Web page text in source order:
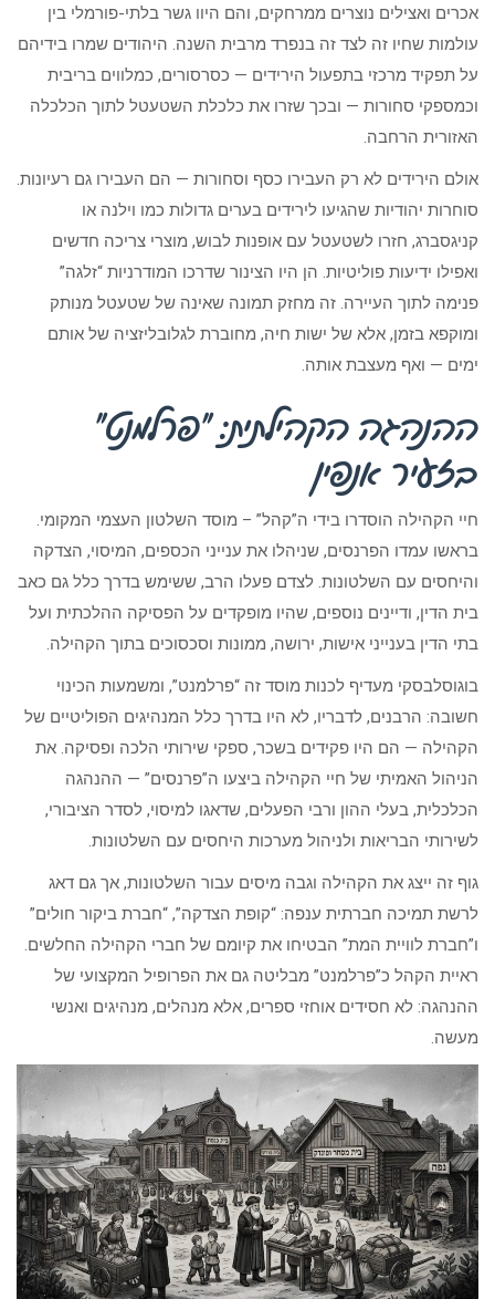
אכרים ואצילים נוצרים ממרחקים, והם היוו גשר בלתי-פורמלי בין
עולמות שחיו זה לצד זה בנפרד מרבית השנה. היהודים שמרו בידיהם
על תפקיד מרכזי בתפעול הירידים — כסרסורים, כמלווים בריבית
וכמספקי סחורות — ובכך שזרו את כלכלת השטעטל לתוך הכלכלה
האזורית הרחבה.
אולם הירידים לא רק העבירו כסף וסחורות — הם העבירו גם רעיונות.
סוחרות יהודיות שהגיעו לירידים בערים גדולות כמו וילנה או
קניגסברג, חזרו לשטעטל עם אופנות לבוש, מוצרי צריכה חדשים
ואפילו ידיעות פוליטיות. הן היו הצינור שדרכו המודרניות “זלגה”
פנימה לתוך העיירה. זה מחזק תמונה שאינה של שטעטל מנותק
ומוקפא בזמן, אלא של ישות חיה, מחוברת לגלובליזציה של אותם
ימים — ואף מעצבת אותה.
ההנהגה הקהילתית: “פרלמנט”
בזעיר אנפין
חיי הקהילה הוסדרו בידי ה”קהל” – מוסד השלטון העצמי המקומי.
בראשו עמדו הפרנסים, שניהלו את ענייני הכספים, המיסוי, הצדקה
והיחסים עם השלטונות. לצדם פעלו הרב, ששימש בדרך כלל גם כאב
בית הדין, ודיינים נוספים, שהיו מופקדים על הפסיקה ההלכתית ועל
בתי הדין בענייני אישות, ירושה, ממונות וסכסוכים בתוך הקהילה.
בוגוסלבסקי מעדיף לכנות מוסד זה “פרלמנט”, ומשמעות הכינוי
חשובה: הרבנים, לדבריו, לא היו בדרך כלל המנהיגים הפוליטיים של
הקהילה — הם היו פקידים בשכר, ספקי שירותי הלכה ופסיקה. את
הניהול האמיתי של חיי הקהילה ביצעו ה”פרנסים” — ההנהגה
הכלכלית, בעלי ההון ורבי הפעלים, שדאגו למיסוי, לסדר הציבורי,
לשירותי הבריאות ולניהול מערכות היחסים עם השלטונות.
גוף זה ייצג את הקהילה וגבה מיסים עבור השלטונות, אך גם דאג
לרשת תמיכה חברתית ענפה: “קופת הצדקה”, “חברת ביקור חולים”
ו”חברת לוויית המת” הבטיחו את קיומם של חברי הקהילה החלשים.
ראיית הקהל כ”פרלמנט” מבליטה גם את הפרופיל המקצועי של
ההנהגה: לא חסידים אוחזי ספרים, אלא מנהלים, מנהיגים ואנשי
מעשה.